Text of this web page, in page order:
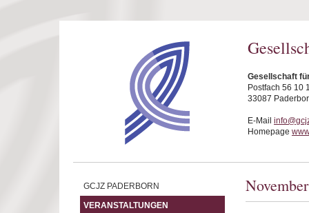
Gesellschaft
Postfach 56 10
33087
E-Mail
Homepage
GCJZ PADERBORN
VERANSTALTUNGEN